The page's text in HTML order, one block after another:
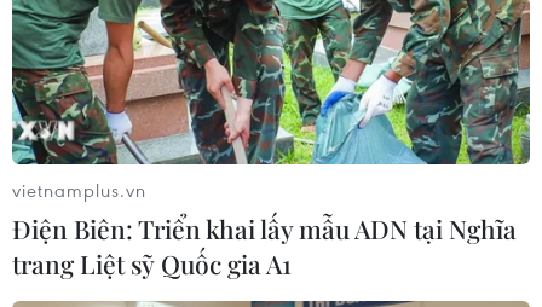
vietnamplus.vn
Điện Biên: Triển khai lấy mẫu ADN tại Nghĩa
trang Liệt sỹ Quốc gia A1